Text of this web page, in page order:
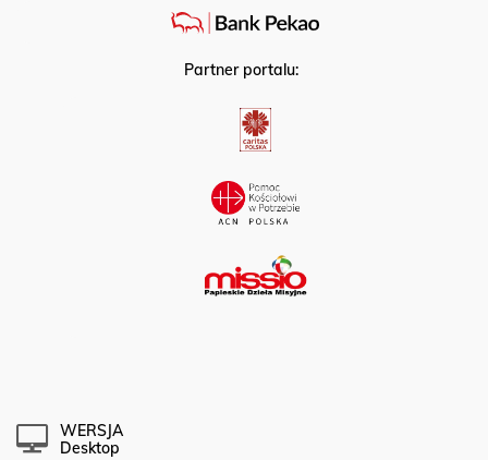
Partner portalu:
WERSJA
Desktop